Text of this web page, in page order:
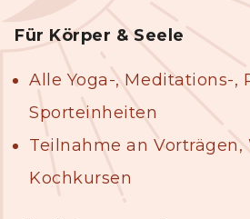
Für Körper & Seele
Alle Yoga-, Meditations-,
Sporteinheiten
Teilnahme an Vorträgen,
Kochkursen